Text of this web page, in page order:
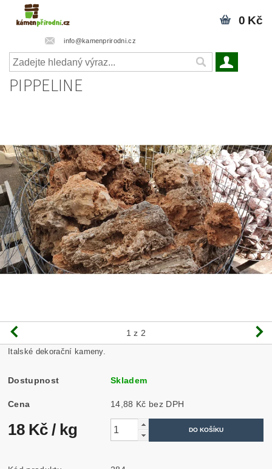
info@kamenprirodni.cz
0 Kč
PIPPELINE
1 z 2
Italské dekorační kameny.
Dostupnost Skladem
Cena 14,88 Kč bez DPH
18 Kč/ kg